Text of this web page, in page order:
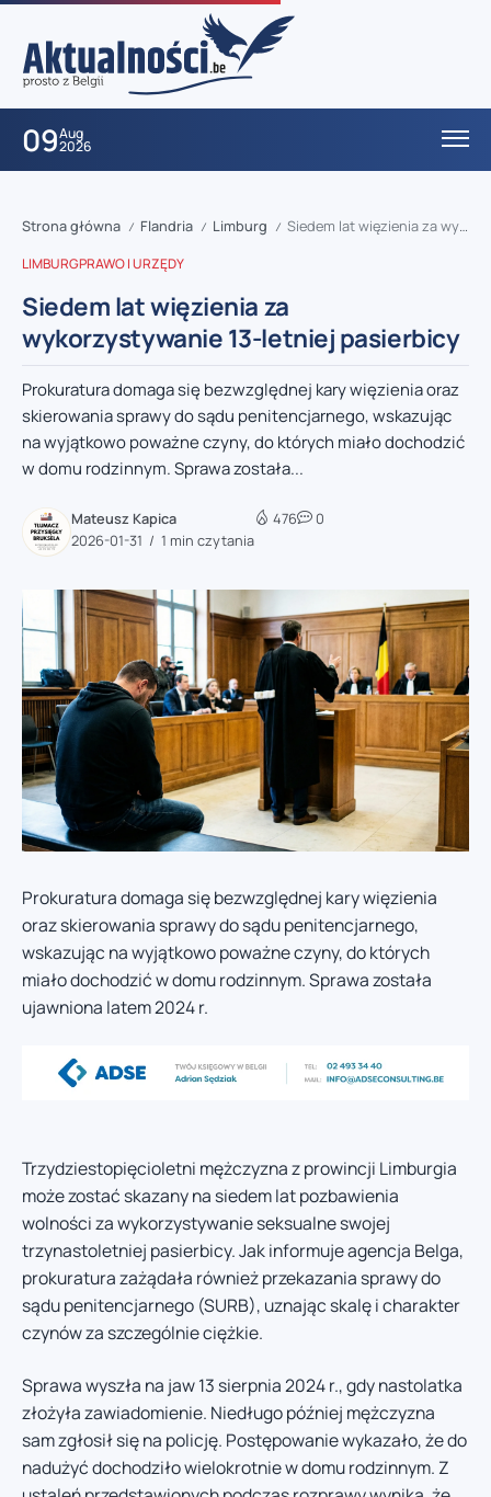
09Aug
2026
Strona główna / Flandria / Limburg / Siedem lat więzienia za wykorzystywanie 13-letniej pasierbicy
LIMBURGPRAWO I URZĘDY
Siedem lat więzienia za
wykorzystywanie 13-letniej pasierbicy
Prokuratura domaga się bezwzględnej kary więzienia oraz
skierowania sprawy do sądu penitencjarnego, wskazując
na wyjątkowo poważne czyny, do których miało dochodzić
w domu rodzinnym. Sprawa została...
Mateusz Kapica
2026-01-31
1 min czytania
476 0
Prokuratura domaga się bezwzględnej kary więzienia
oraz skierowania sprawy do sądu penitencjarnego,
wskazując na wyjątkowo poważne czyny, do których
miało dochodzić w domu rodzinnym. Sprawa została
ujawniona latem 2024 r.
Trzydziestopięcioletni mężczyzna z prowincji Limburgia
może zostać skazany na siedem lat pozbawienia
wolności za wykorzystywanie seksualne swojej
trzynastoletniej pasierbicy. Jak informuje agencja Belga,
prokuratura zażądała również przekazania sprawy do
sądu penitencjarnego (SURB), uznając skalę i charakter
czynów za szczególnie ciężkie.
Sprawa wyszła na jaw 13 sierpnia 2024 r., gdy nastolatka
złożyła zawiadomienie. Niedługo później mężczyzna
sam zgłosił się na policję. Postępowanie wykazało, że do
nadużyć dochodziło wielokrotnie w domu rodzinnym. Z